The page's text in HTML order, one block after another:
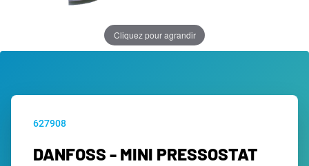
Cliquez pour agrandir
627908
DANFOSS - MINI PRESSOSTAT